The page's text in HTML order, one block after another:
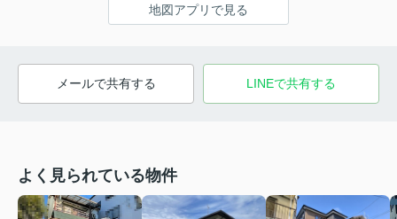
地図アプリで見る
メールで共有する LINEで共有する
よく見られている物件